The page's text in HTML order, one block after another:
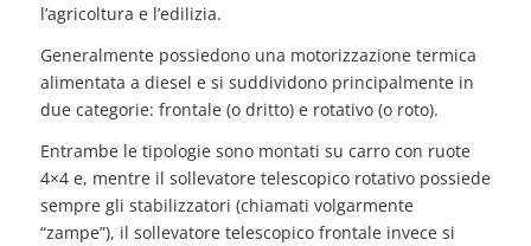
l’agricoltura e l’edilizia.
Generalmente possiedono una motorizzazione termica
alimentata a diesel e si suddividono principalmente in
due categorie: frontale (o dritto) e rotativo (o roto).
Entrambe le tipologie sono montati su carro con ruote
4×4 e, mentre il sollevatore telescopico rotativo possiede
sempre gli stabilizzatori (chiamati volgarmente
“zampe”), il sollevatore telescopico frontale invece si